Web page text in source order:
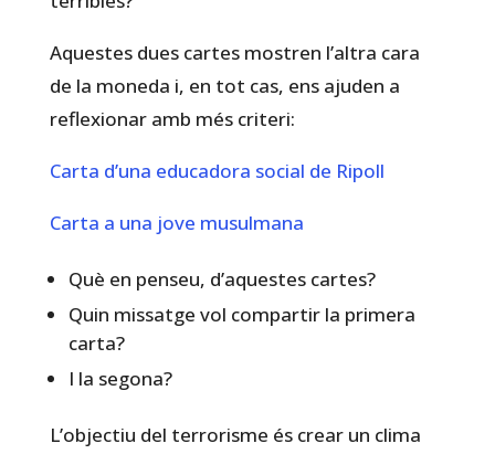
Aquestes dues cartes mostren l’altra cara
de la moneda i, en tot cas, ens ajuden a
reflexionar amb més criteri:
Carta d’una educadora social de Ripoll
Carta a una jove musulmana
Què en penseu, d’aquestes cartes?
Quin missatge vol compartir la primera
carta?
I la segona?
L’objectiu del terrorisme és crear un clima